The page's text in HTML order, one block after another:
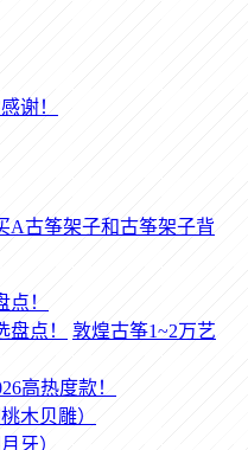
谢！
A古筝架子和古筝架子背
！
敦煌古筝1~2万艺